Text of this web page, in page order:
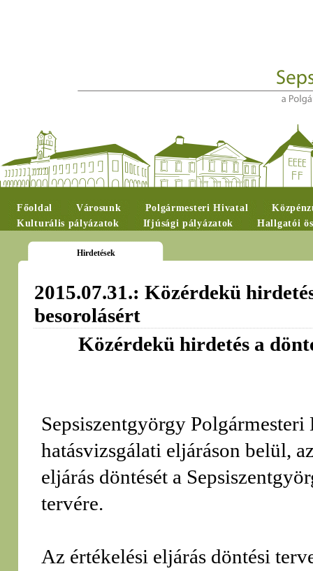
Főoldal Városunk Polgármesteri Hivatal
Kulturális pályázatok
Ifjúsági pályázatok Hallgatói
Hirdetések
2015.07.31.: Közérdekü
besorolásért
Közérdekü hirdetés a
Sepsiszentgyörgy
hatásvizsgálati eljáráson belül,
eljárás döntését a
tervére.
Az értékelési eljárás döntési